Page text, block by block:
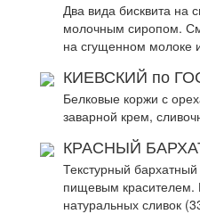
Два вида бисквита на
молочным сиропом.
на сгущенном молоке
КИЕВСКИЙ по
Белковые коржи с
заварной крем,
КРАСНЫЙ
Текстурный бархатный
пищевым красителем.
натуральных сливок